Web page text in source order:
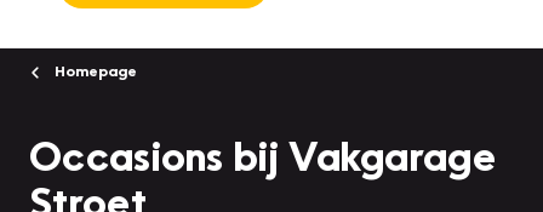
Homepage
Occasions bij Vakgarage
Stroet